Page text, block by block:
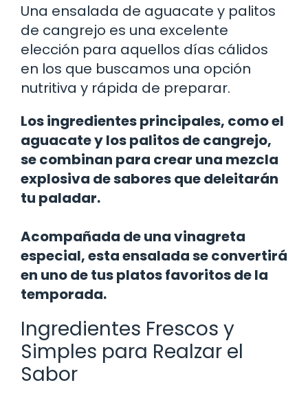
Una ensalada de aguacate y palitos
de cangrejo es una excelente
elección para aquellos días cálidos
en los que buscamos una opción
nutritiva y rápida de preparar.
Los ingredientes principales, como el
aguacate y los palitos de cangrejo,
se combinan para crear una mezcla
explosiva de sabores que deleitarán
tu paladar.
Acompañada de una vinagreta
especial, esta ensalada se convertirá
en uno de tus platos favoritos de la
temporada.
Ingredientes Frescos y
Simples para Realzar el
Sabor